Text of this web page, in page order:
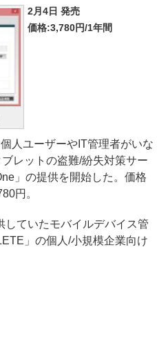
2月4日 発売
価格:3,780円/1年間
人ユーザーやIT管理者がいな
レットの盗難/紛失対策サー
」の提供を開始した。価格
円。
ていたモバイルデバイス管
」の個人/小規模企業向け